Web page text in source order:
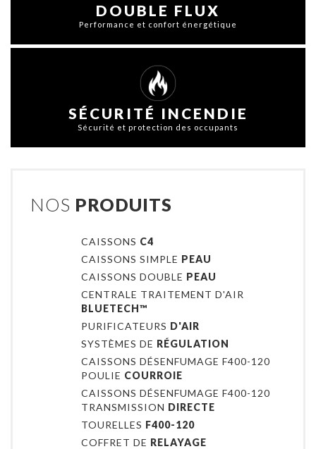
DOUBLE FLUX
Performance et confort énergétique
SÉCURITÉ INCENDIE
Sécurité et protection des occupants
NOS PRODUITS
CAISSONS C4
CAISSONS SIMPLE PEAU
CAISSONS DOUBLE PEAU
CENTRALE TRAITEMENT D'AIR
BLUETECH™
PURIFICATEURS D'AIR
SYSTÈMES DE RÉGULATION
CAISSONS DÉSENFUMAGE F400-120
POULIE COURROIE
CAISSONS DÉSENFUMAGE F400-120
TRANSMISSION DIRECTE
TOURELLES F400-120
COFFRET DE RELAYAGE